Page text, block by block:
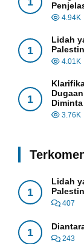
4.94K
1
Lidah
4.01K
1
3.76K
1
Lidah
407
1
243